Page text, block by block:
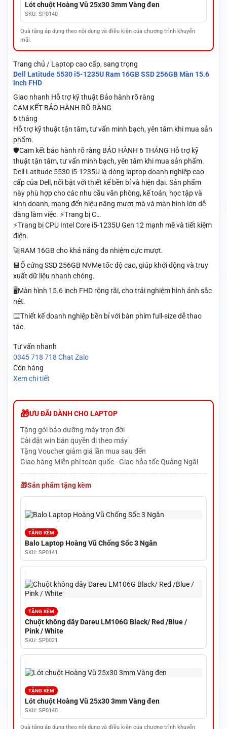
Lót chuột Hoàng Vũ 25x30 3mm Vàng đen
SKU: SP0140
Quà tặng áp dụng theo nội dung và điều kiện của chương trình khuyến
mãi.
Trang chủ / Laptop cao cấp, sang trọng
Dell Latitude 5530 i5-1235U Ram 16GB SSD 256GB Màn 15.6
inch FHD
Giao nhanh Hỗ trợ kỹ thuật Bảo hành rõ ràng
CAM KẾT BẢO HÀNH RÕ RÀNG
6 tháng
Hỗ trợ kỹ thuật tận tâm, tư vấn minh bạch, yên tâm khi mua sản
phẩm.
🛡️Cam kết bảo hành rõ ràng BẢO HÀNH 6 THÁNG Hỗ trợ kỹ
thuật tận tâm, tư vấn minh bạch, yên tâm khi mua sản phẩm.
Dell Latitude 5530 i5-1235U là dòng laptop doanh nghiệp cao
cấp của Dell, nổi bật với thiết kế bền bỉ và hiện đại. Sản phẩm
này phù hợp cho các nhu cầu văn phòng, kế toán, học tập và
kinh doanh, mang đến hiệu năng mượt mà và màn hình lớn dễ
dàng làm việc. ⚡Trang bị C…
⚡Trang bị CPU Intel Core i5-1235U Gen 12 mạnh mẽ và tiết kiệm
điện.
🚀RAM 16GB cho khả năng đa nhiệm cực mượt.
💾Ổ cứng SSD 256GB NVMe tốc độ cao, giúp khởi động và truy
xuất dữ liệu nhanh chóng.
🖥️Màn hình 15.6 inch FHD rộng rãi, cho trải nghiệm hình ảnh sắc
nét.
⌨️Thiết kế doanh nghiệp bền bỉ với bàn phím full-size dễ thao
tác.
Tư vấn nhanh
0345 718 718 Chat Zalo
Còn hàng
Xem chi tiết
ƯU ĐÃI DÀNH CHO LAPTOP
Tặng gói bảo dưỡng máy trọn đời
Cài đặt win bản quyền đi theo máy
Tặng Voucher giảm giá lần mua sau đến
Giao hàng Miễn phí toàn quốc - Giao hỏa tốc Quảng Ngãi
Sản phẩm tặng kèm
TẶNG KÈM
Balo Laptop Hoàng Vũ Chống Sốc 3 Ngăn
SKU: SP0141
TẶNG KÈM
Chuột không dây Dareu LM106G Black/ Red /Blue /
Pink / White
SKU: SP0021
TẶNG KÈM
Lót chuột Hoàng Vũ 25x30 3mm Vàng đen
SKU: SP0140
Quà tặng áp dụng theo nội dung và điều kiện của chương trình khuyến